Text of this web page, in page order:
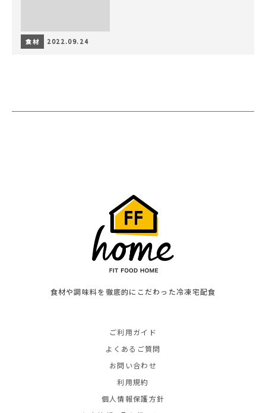
食材 2022.09.24
食材や調味料を徹底的にこだわった冷凍宅配食
ご利用ガイド
よくあるご質問
お問い合わせ
利用規約
個人情報保護方針